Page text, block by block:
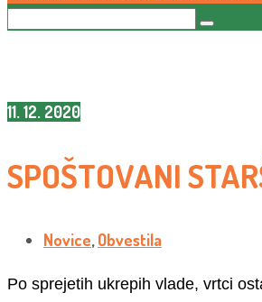
11. 12. 2020
SPOŠTOVANI
Novice,Obvestila
Po sprejetih ukrepih vlade, vrtci